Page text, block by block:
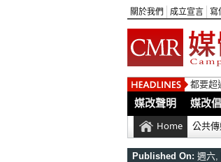
關於我們 成立宣言 寫
都要超
媒改聲明 媒改
Home 公共
Published On: 週六,